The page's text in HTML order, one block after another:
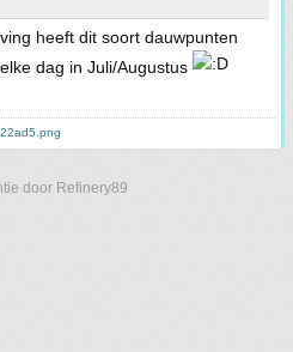
heeft dit soort dauwpunten
dag in Juli/Augustus
door Refinery89